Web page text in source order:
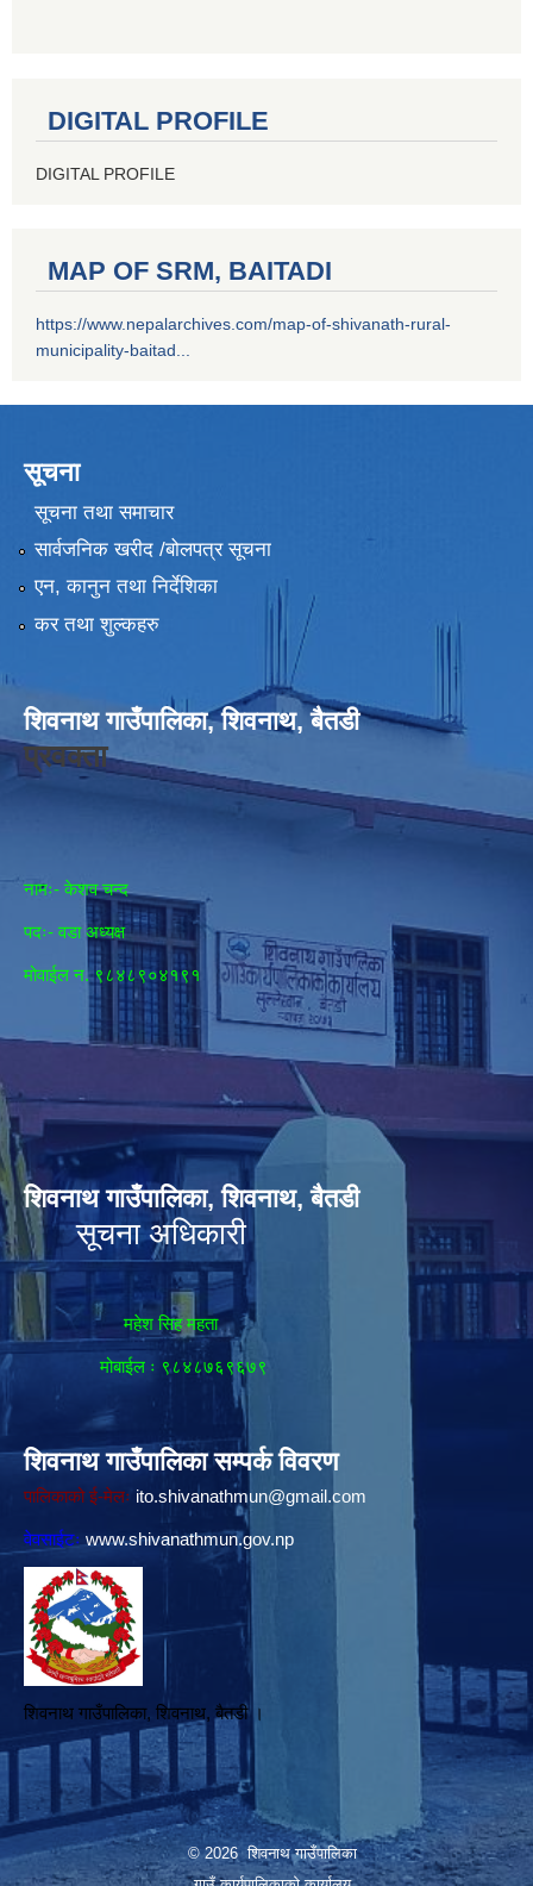
DIGITAL PROFILE
DIGITAL PROFILE
MAP OF SRM, BAITADI
https://www.nepalarchives.com/map-of-shivanath-rural-
municipality-baitad...
सूचना
सूचना तथा समाचार
सार्वजनिक खरीद /बोलपत्र सूचना
एन, कानुन तथा निर्देशिका
कर तथा शुल्कहरु
शिवनाथ गाउँपालिका, शिवनाथ, बैतडी
प्रवक्ता
नामः- केशव चन्द
पदः- वडा अध्यक्ष
मोवाईल न‌. ९८४८९०४१९१
शिवनाथ गाउँपालिका, शिवनाथ, बैतडी
सूचना अधिकारी
महेश सिह महता
मोबाईल ः ९८४८७६९६७९
शिवनाथ गाउँपालिका सम्पर्क विवरण
पालिकाको ई-मेलः ito.shivanathmun@gmail.com
वेवसाईटः www.shivanathmun.gov.np
शिवनाथ गाउँपालिका, शिवनाथ, बैतडी ।
© 2026 शिवनाथ गाउँपालिका